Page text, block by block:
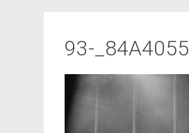
93-_84A4055